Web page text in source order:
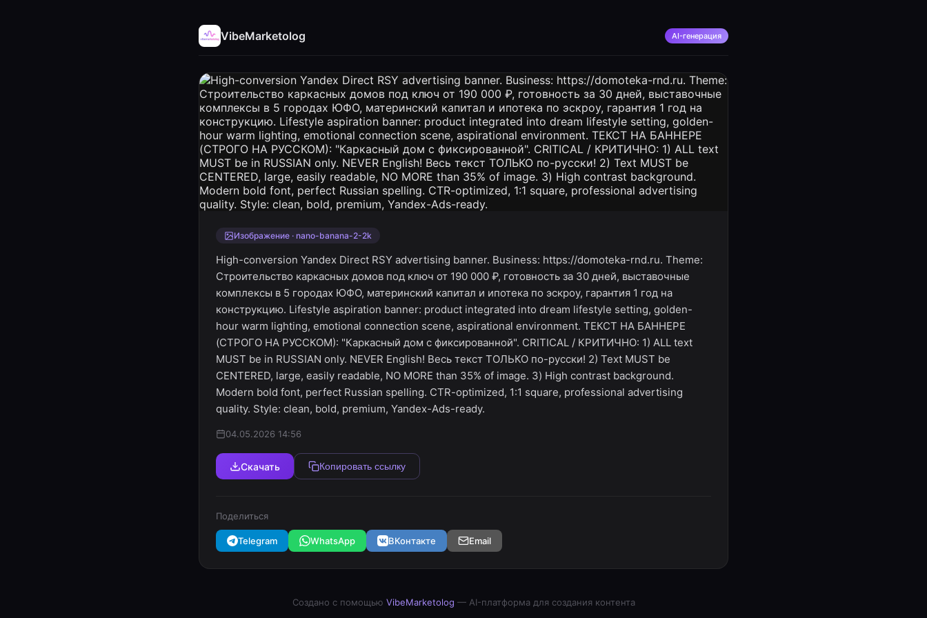
VibeMarketolog AI-генерация
Изображение · nano-banana-2-2k
High-conversion Yandex Direct RSY advertising banner. Business: https://domoteka-rnd.ru. Theme:
Строительство каркасных домов под ключ от 190 000 ₽, готовность за 30 дней, выставочные
комплексы в 5 городах ЮФО, материнский капитал и ипотека по эскроу, гарантия 1 год на
конструкцию. Lifestyle aspiration banner: product integrated into dream lifestyle setting, golden-
hour warm lighting, emotional connection scene, aspirational environment. ТЕКСТ НА БАННЕРЕ
(СТРОГО НА РУССКОМ): "Каркасный дом с фиксированной". CRITICAL / КРИТИЧНО: 1) ALL text
MUST be in RUSSIAN only. NEVER English! Весь текст ТОЛЬКО по-русски! 2) Text MUST be
CENTERED, large, easily readable, NO MORE than 35% of image. 3) High contrast background.
Modern bold font, perfect Russian spelling. CTR-optimized, 1:1 square, professional advertising
quality. Style: clean, bold, premium, Yandex-Ads-ready.
04.05.2026 14:56
Скачать Копировать ссылку
Поделиться
Telegram WhatsApp ВКонтакте Email
Создано с помощью VibeMarketolog — AI-платформа для создания контента